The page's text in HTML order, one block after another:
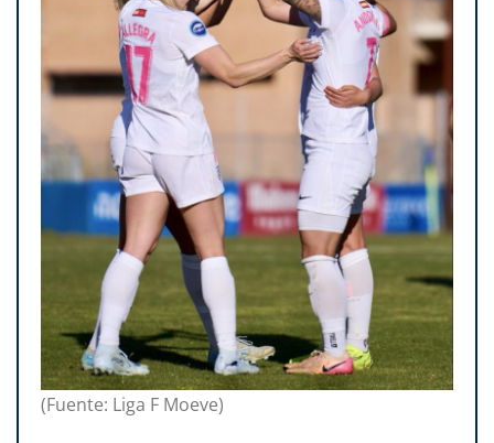
(Fuente: Liga F Moeve)